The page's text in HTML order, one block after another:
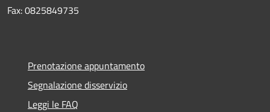
Fax: 0825849735
Prenotazione appuntamento
Segnalazione disservizio
Leggi le FAQ